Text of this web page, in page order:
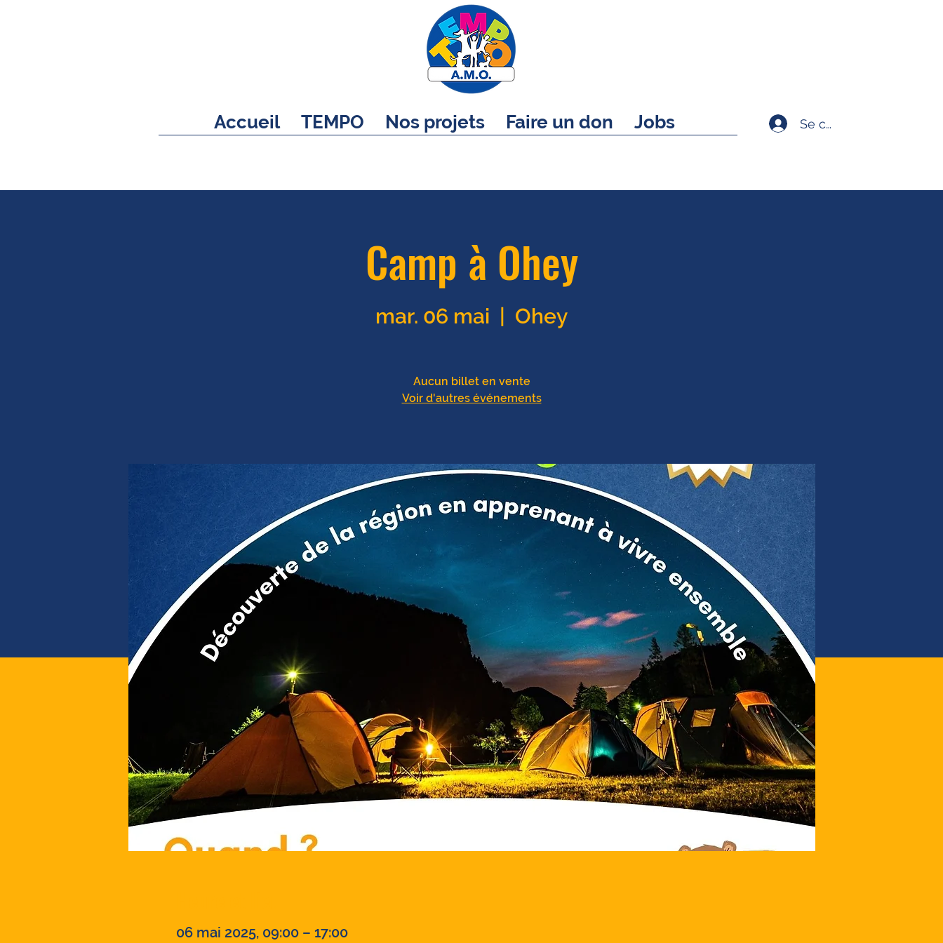
Se connecter
Accueil TEMPO Nos projets Faire un don Jobs
Camp à Ohey
mar. 06 mai Ohey
Aucun billet en vente
Voir d'autres événements
06 mai 2025, 09:00 – 17:00